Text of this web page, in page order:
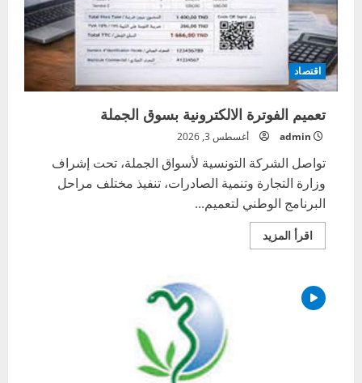
اقتصاد
تعميم الفوترة الالكترونية بسوق الجملة
admin أغسطس 3, 2026
تواصل الشركة التونسية لأسواق الجملة، تحت إشراف
وزارة التجارة وتنمية الصادرات، تنفيذ مختلف مراحل
البرنامج الوطني لتعميم...
اقرأ المزيداقرأ
المزيد